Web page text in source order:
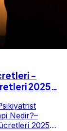
-
2025-
Nedir?–
2025